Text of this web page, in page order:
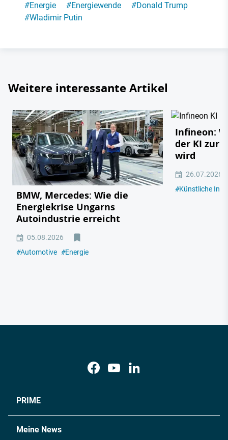
#Energie #Energiewende #Donald Trump
#Wladimir Putin
Weitere interessante Artikel
BMW, Mercedes: Wie die
Energiekrise Ungarns
Autoindustrie erreicht
05.08.2026
#Automotive #Energie
Infineon:
der KI zur
wird
26.07.2026
#Künstliche
PRIME
Meine News